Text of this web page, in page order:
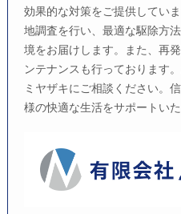
効果的な対策をご提供してい
地調査を行い、最適な駆除方
境をお届けします。また、再
ンテナンスも行っております
ミヤザキにご相談ください。
様の快適な生活をサポートいた